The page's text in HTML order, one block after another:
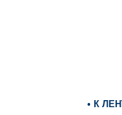
• К